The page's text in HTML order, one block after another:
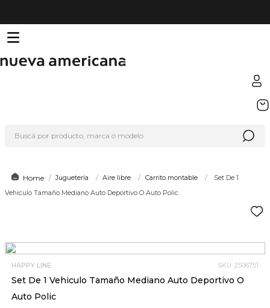
Juguetería Aire libre Carrito montable
Set De 1
Vehiculo Tamaño Mediano Auto Deportivo O Auto Polic
HAPPY LINE SKU: 2506751
Set De 1 Vehiculo Tamaño Mediano Auto Deportivo O
Auto Polic
2.
nike
4.
lego
5.
hot wheels
7.
organizador
8.
hydrate
9.
almohada